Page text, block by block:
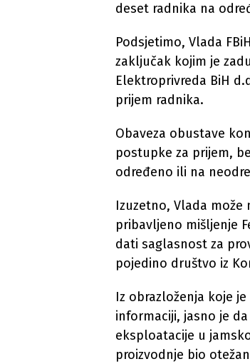
deset radnika na
Podsjetimo, Vlada
zaključak kojim je
Elektroprivreda BiH
prijem radnika.
Obaveza obustave
postupke za prijem,
određeno ili na
Izuzetno, Vlada
pribavljeno mišljenje
dati saglasnost za
pojedino društvo iz
Iz obrazloženja koje
informaciji, jasno je
eksploatacije u
proizvodnje bio